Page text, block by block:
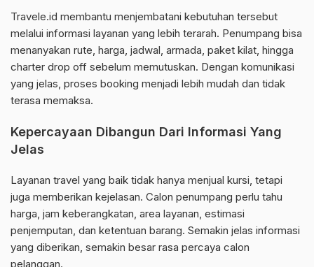
Travele.id membantu menjembatani kebutuhan tersebut
melalui informasi layanan yang lebih terarah. Penumpang bisa
menanyakan rute, harga, jadwal, armada, paket kilat, hingga
charter drop off sebelum memutuskan. Dengan komunikasi
yang jelas, proses booking menjadi lebih mudah dan tidak
terasa memaksa.
Kepercayaan Dibangun Dari Informasi Yang
Jelas
Layanan travel yang baik tidak hanya menjual kursi, tetapi
juga memberikan kejelasan. Calon penumpang perlu tahu
harga, jam keberangkatan, area layanan, estimasi
penjemputan, dan ketentuan barang. Semakin jelas informasi
yang diberikan, semakin besar rasa percaya calon
pelanggan.